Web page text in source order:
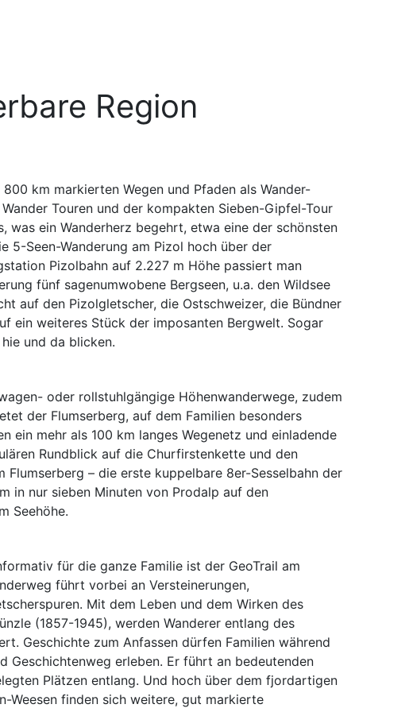
Region
km markierten Wegen und Pfaden als Wander-
Touren und der kompakten Sieben-Gipfel-Tour
was ein Wanderherz begehrt, etwa eine der schönsten
5-Seen-Wanderung am Pizol hoch über der
Pizolbahn auf 2.227 m Höhe passiert man
fünf sagenumwobene Bergseen, u.a. den Wildsee
auf den Pizolgletscher, die Ostschweizer, die Bündner
ein weiteres Stück der imposanten Bergwelt. Sogar
und da blicken.
oder rollstuhlgängige Höhenwanderwege, zudem
der Flumserberg, auf dem Familien besonders
ein mehr als 100 km langes Wegenetz und einladende
Rundblick auf die Churfirstenkette und den
Flumserberg – die erste kuppelbare 8er-Sesselbahn der
in nur sieben Minuten von Prodalp auf den
Seehöhe.
für die ganze Familie ist der GeoTrail am
führt vorbei an Versteinerungen,
Mit dem Leben und dem Wirken des
(1857-1945), werden Wanderer entlang des
Geschichte zum Anfassen dürfen Familien während
Geschichtenweg erleben. Er führt an bedeutenden
Plätzen entlang. Und hoch über dem fjordartigen
Weesen finden sich weitere, gut markierte